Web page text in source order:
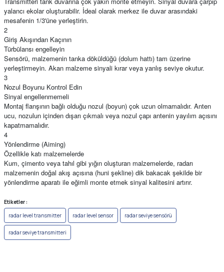
yalancı ekolar oluşturabilir. İdeal olarak merkez ile duvar arasındaki
mesafenin 1/3'üne yerleştirin.
2
Giriş Akışından Kaçının
Türbülansı engelleyin
Sensörü, malzemenin tanka döküldüğü (dolum hattı) tam üzerine
yerleştirmeyin. Akan malzeme sinyali kırar veya yanlış seviye okutur.
3
Nozul Boyunu Kontrol Edin
Sinyal engellenmemeli
Montaj flanşının bağlı olduğu nozul (boyun) çok uzun olmamalıdır. Anten
ucu, nozulun içinden dışarı çıkmalı veya nozul çapı antenin yayılım açısını
kapatmamalıdır.
4
Yönlendirme (Aiming)
Özellikle katı malzemelerde
Kum, çimento veya tahıl gibi yığın oluşturan malzemelerde, radarı
malzemenin doğal akış açısına (huni şekline) dik bakacak şekilde bir
yönlendirme aparatı ile eğimli monte etmek sinyal kalitesini artırır.
Etiketler :
radar level transmitter
radar level sensor radar seviye sensörü
radar seviye transmitteri